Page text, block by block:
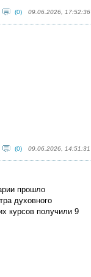
(0) 09.06.2026, 17:52:36
(0) 09.06.2026, 14:51:31
прошло
духовного
курсов получили 9